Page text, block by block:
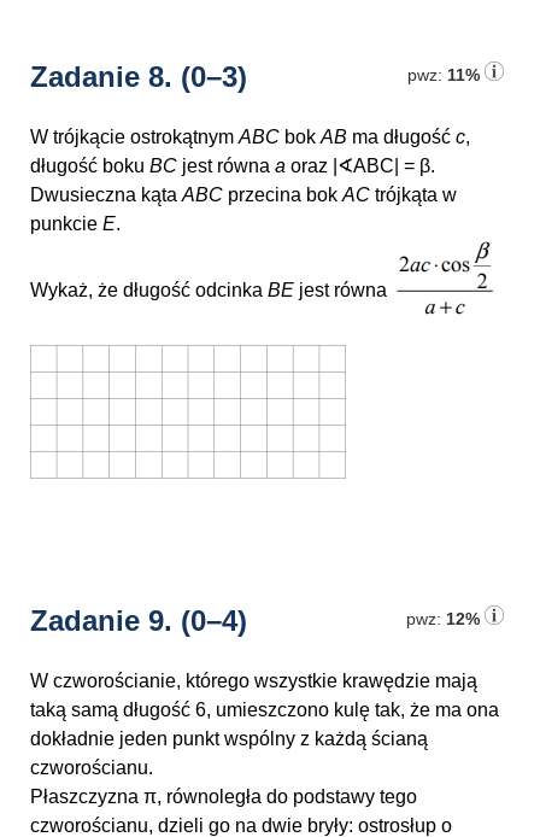
pwz: 11%
Zadanie 8. (0–3)
W trójkącie ostrokątnym ABC bok AB ma długość c,
długość boku BC jest równa a oraz |∢ABC| = β.
Dwusieczna kąta ABC przecina bok AC trójkąta w
punkcie E.
Wykaż, że długość odcinka BE jest równa
pwz: 12%
Zadanie 9. (0–4)
W czworościanie, którego wszystkie krawędzie mają
taką samą długość 6, umieszczono kulę tak, że ma ona
dokładnie jeden punkt wspólny z każdą ścianą
czworościanu.
Płaszczyzna π, równoległa do podstawy tego
czworościanu, dzieli go na dwie bryły: ostrosłup o